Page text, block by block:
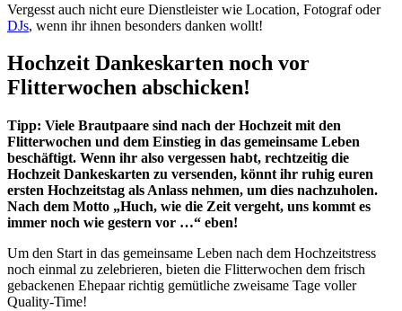
Vergesst auch nicht eure Dienstleister wie Location, Fotograf oder
DJs, wenn ihr ihnen besonders danken wollt!
Hochzeit Dankeskarten noch vor
Flitterwochen abschicken!
Tipp: Viele Brautpaare sind nach der Hochzeit mit den
Flitterwochen und dem Einstieg in das gemeinsame Leben
beschäftigt. Wenn ihr also vergessen habt, rechtzeitig die
Hochzeit Dankeskarten zu versenden, könnt ihr ruhig euren
ersten Hochzeitstag als Anlass nehmen, um dies nachzuholen.
Nach dem Motto „Huch, wie die Zeit vergeht, uns kommt es
immer noch wie gestern vor …“ eben!
Um den Start in das gemeinsame Leben nach dem Hochzeitstress
noch einmal zu zelebrieren, bieten die Flitterwochen dem frisch
gebackenen Ehepaar richtig gemütliche zweisame Tage voller
Quality-Time!